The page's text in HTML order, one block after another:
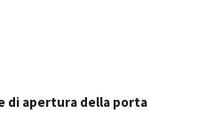
di apertura della porta